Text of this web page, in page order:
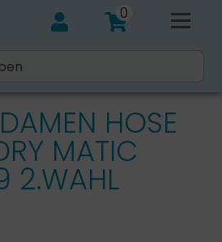
0
HOSE
MATIC
2.WAHL